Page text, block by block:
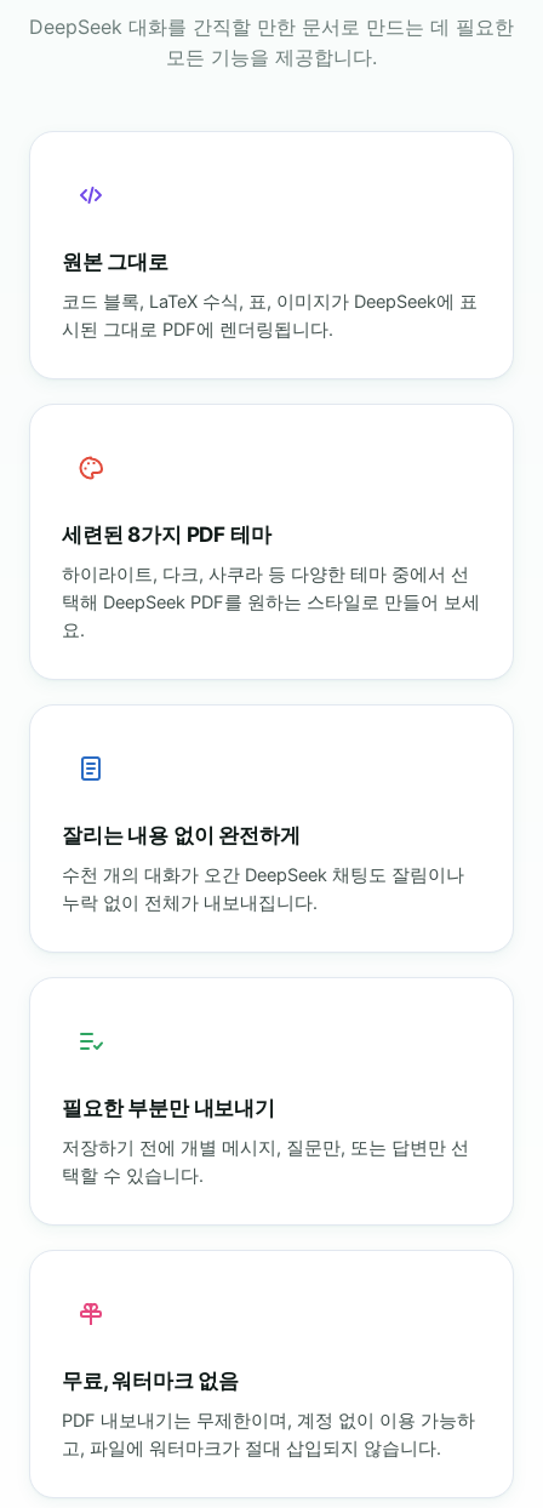
DeepSeek 대화를 간직할 만한 문서로 만드는 데 필요한
모든 기능을 제공합니다.
원본 그대로
코드 블록, LaTeX 수식, 표, 이미지가 DeepSeek에 표
시된 그대로 PDF에 렌더링됩니다.
세련된 8가지 PDF 테마
하이라이트, 다크, 사쿠라 등 다양한 테마 중에서 선
택해 DeepSeek PDF를 원하는 스타일로 만들어 보세
요.
잘리는 내용 없이 완전하게
수천 개의 대화가 오간 DeepSeek 채팅도 잘림이나
누락 없이 전체가 내보내집니다.
필요한 부분만 내보내기
저장하기 전에 개별 메시지, 질문만, 또는 답변만 선
택할 수 있습니다.
무료, 워터마크 없음
PDF 내보내기는 무제한이며, 계정 없이 이용 가능하
고, 파일에 워터마크가 절대 삽입되지 않습니다.